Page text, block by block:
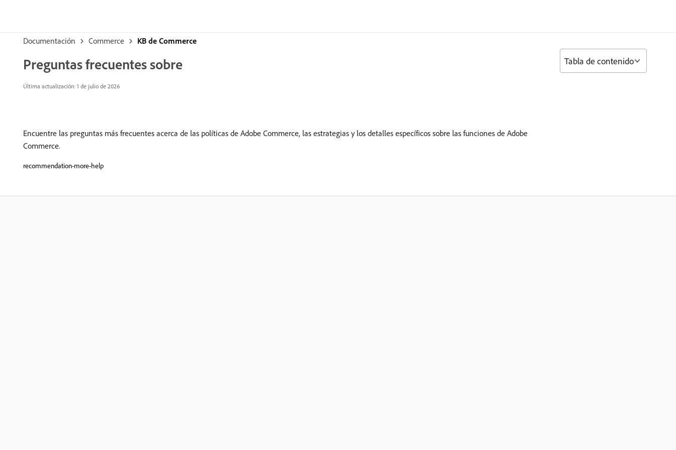
Documentación Commerce KB de Commerce
Preguntas frecuentes sobre
Última actualización: 1 de julio de 2026
Encuentre las preguntas más frecuentes acerca de las políticas de Adobe Commerce, las estrategias y los detalles específicos sobre las funciones de Adobe
Commerce.
recommendation-more-help
Tabla de contenido